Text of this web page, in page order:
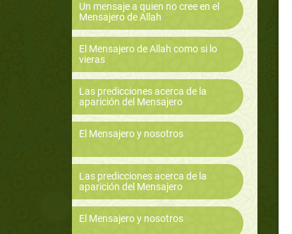
Un mensaje a quien no cree en el
Mensajero de Allah
El Mensajero de Allah como si lo
vieras
Las predicciones acerca de la
aparición del Mensajero
El Mensajero y nosotros
Las predicciones acerca de la
aparición del Mensajero
El Mensajero y nosotros